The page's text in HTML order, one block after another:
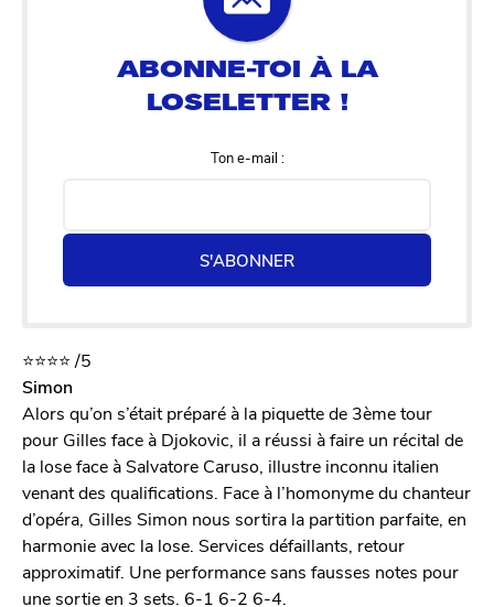
Ton e-mail :
S'ABONNER
⭐️⭐️⭐️⭐️ /5
Simon
Alors qu’on s’était préparé à la piquette de 3ème tour
pour Gilles face à Djokovic, il a réussi à faire un récital de
la lose face à Salvatore Caruso, illustre inconnu italien
venant des qualifications. Face à l’homonyme du chanteur
d’opéra, Gilles Simon nous sortira la partition parfaite, en
harmonie avec la lose. Services défaillants, retour
approximatif. Une performance sans fausses notes pour
une sortie en 3 sets. 6-1 6-2 6-4.